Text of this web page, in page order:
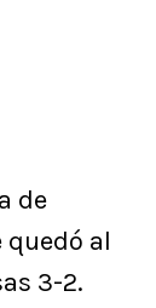
de
quedó al
3-2.